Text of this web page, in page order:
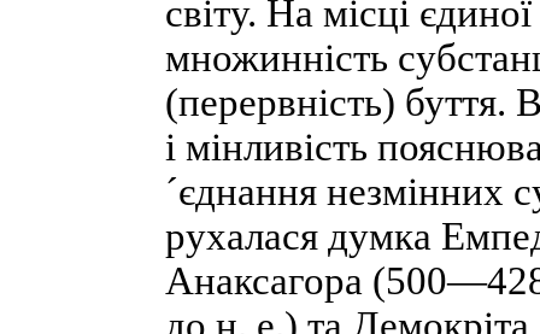
світу. На місці
множинність
(перервність) буття.
і мінливість
´єднання незмінних
рухалася думка
Анаксагора (500—428